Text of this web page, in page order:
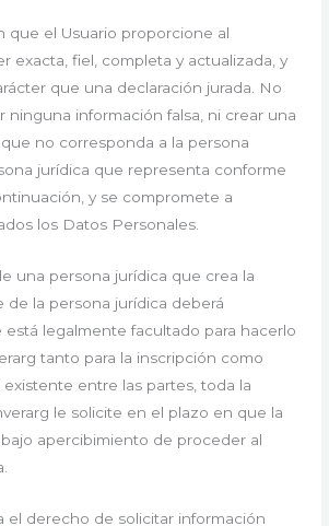
que el Usuario proporcione al
exacta, fiel, completa y actualizada, y
que una declaración jurada. No
ninguna información falsa, ni crear una
no corresponda a la persona
jurídica que representa conforme
y se compromete a
los Datos Personales.
una persona jurídica que crea la
de la persona jurídica deberá
está legalmente facultado para hacerlo
tanto para la inscripción como
entre las partes, toda la
le solicite en el plazo en que la
apercibimiento de proceder al
el derecho de solicitar información